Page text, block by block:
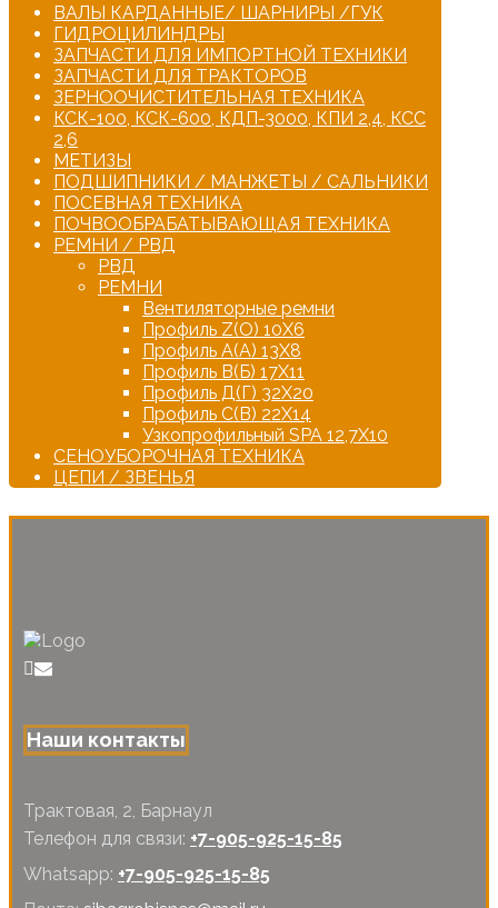
ВАЛЫ КАРДАННЫЕ/ ШАРНИРЫ /ГУК
ГИДРОЦИЛИНДРЫ
ЗАПЧАСТИ ДЛЯ ИМПОРТНОЙ ТЕХНИКИ
ЗАПЧАСТИ ДЛЯ ТРАКТОРОВ
ЗЕРНООЧИСТИТЕЛЬНАЯ ТЕХНИКА
КСК-100, КСК-600, КДП-3000, КПИ 2,4, КСС
2,6
МЕТИЗЫ
ПОДШИПНИКИ / МАНЖЕТЫ / САЛЬНИКИ
ПОСЕВНАЯ ТЕХНИКА
ПОЧВООБРАБАТЫВАЮЩАЯ ТЕХНИКА
РЕМНИ / РВД
РВД
РЕМНИ
Вентиляторные ремни
Профиль Z(О) 10Х6
Профиль А(А) 13Х8
Профиль В(Б) 17Х11
Профиль Д(Г) 32Х20
Профиль С(В) 22Х14
Узкопрофильный SPA 12,7Х10
СЕНОУБОРОЧНАЯ ТЕХНИКА
ЦЕПИ / ЗВЕНЬЯ
Наши контакты
Трактовая, 2, Барнаул
Телефон для связи: +7-905-925-15-85
Whatsapp: +7-905-925-15-85